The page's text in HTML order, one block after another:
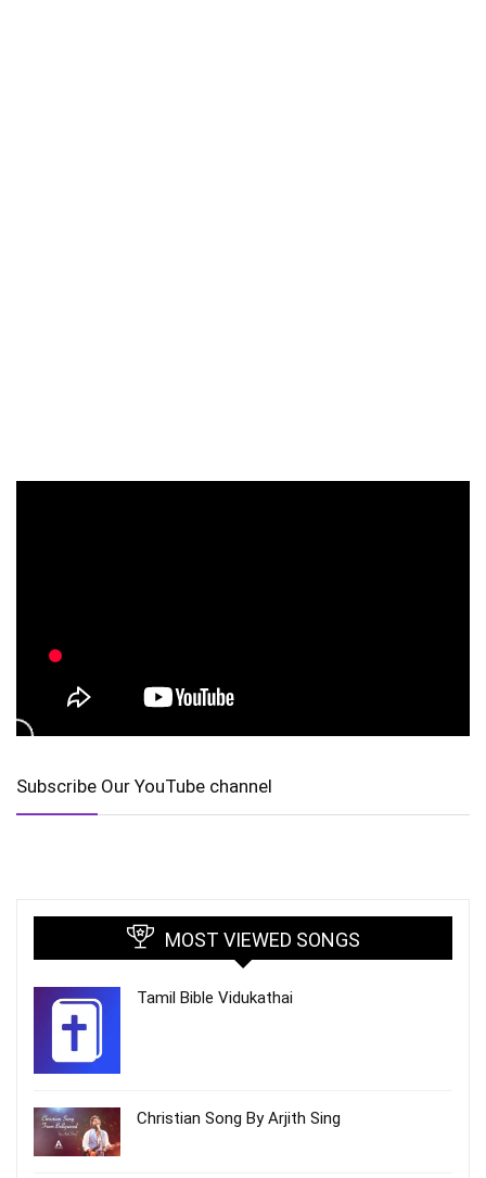
Subscribe Our YouTube channel
MOST VIEWED SONGS
Tamil Bible Vidukathai
Christian Song By Arjith Sing